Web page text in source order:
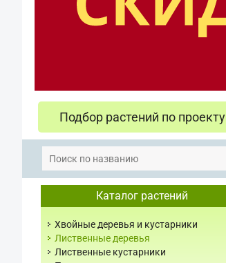
Подбор растений по проекту
Каталог растений
Хвойные деревья и кустарники
Лиственные деревья
Лиственные кустарники